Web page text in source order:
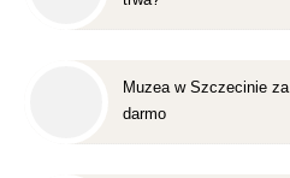
Muzea w Szczecinie za
darmo